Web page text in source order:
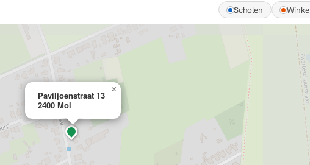
Scholen
Paviljoenstraat 13
2400 Mol
×